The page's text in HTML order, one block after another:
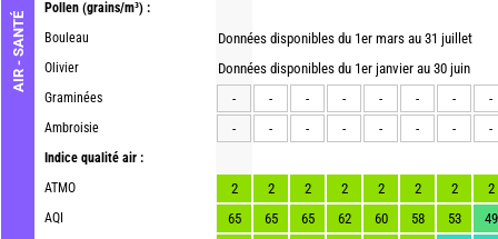
AIR - SANTÉ
Pollen (grains/m³) :
Bouleau
Olivier
Graminées
Ambroisie
Indice qualité air :
ATMO
AQI
Données disponibles du 1er mars au 31 juillet
Données disponibles du 1er janvier au 30 juin
-
- - - - - -
-
-
- - - - - - -
2 2 2 2 2 2 2
2
65
65 65 62 60 58 53
49